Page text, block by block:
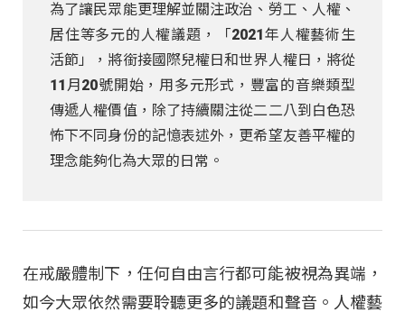
為了讓民眾能更理解並關注政治、勞工、人權、
居住等多元的人權議題，「2021年人權藝術生
活節」，將銜接國際兒權日和世界人權日，將從
11月20號開始，用多元形式，豐富的音樂類型
傳遞人權價值，除了持續關注從二二八到白色恐
怖下不同身份的記憶表述外，更希望友善平權的
理念能夠化為大眾的日常。
在戒嚴體制下，任何自由言行都可能被視為異端，
如今大眾依然需要聆聽更多的議題和聲音。人權藝